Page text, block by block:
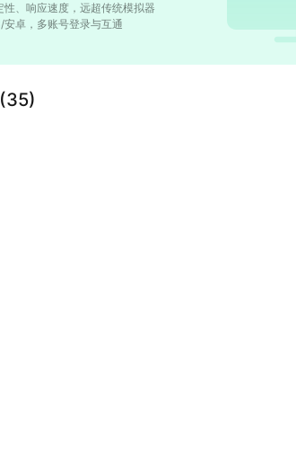
性、响应速度，远超传统模拟器
安卓，多账号登录与互通